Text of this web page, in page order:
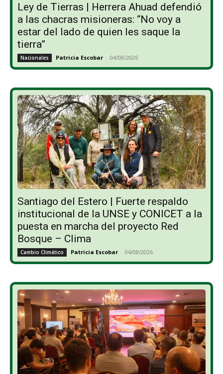
Ley de Tierras | Herrera Ahuad defendió
a las chacras misioneras: “No voy a
estar del lado de quien les saque la
tierra”
Nacionales Patricia Escobar - 04/08/2026
Santiago del Estero | Fuerte respaldo
institucional de la UNSE y CONICET a la
puesta en marcha del proyecto Red
Bosque – Clima
Cambio Climático Patricia Escobar - 04/08/2026